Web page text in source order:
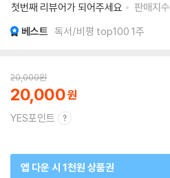
첫번째 리뷰어가 되어주세요
판매지수
베스트 독서/비평 top100 1주
20,000원
20,000
YES포인트
앱 다운 시 1천원 상품권